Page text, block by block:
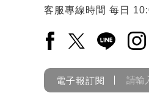
客服專線時間 每日
Facebook(另開新
X(另開新視窗)
LINE(另
電子報訂閱